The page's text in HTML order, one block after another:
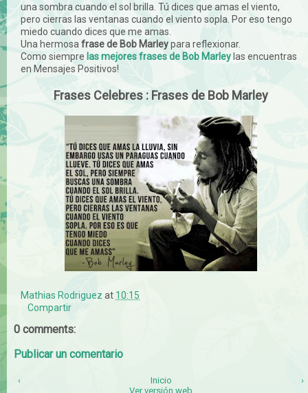
una sombra cuando el sol brilla. Tú dices que amas el viento,
pero cierras las ventanas cuando el viento sopla. Por eso tengo
miedo cuando dices que me amas.
Una hermosa frase de Bob Marleypara reflexionar.
Como siempre las mejores frases de Bob Marley las encuentras
en Mensajes Positivos!
Frases Celebres : Frases de Bob Marley
Mathias Rodriguez at 10:15
Compartir
0 comments:
Publicar un comentario
‹ ›
Inicio
Ver versión web